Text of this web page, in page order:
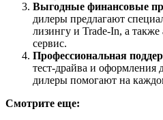
Выгодные финансовые
дилеры предлагают
лизингу и Trade-In, а
сервис.
Профессиональная
тест-драйва и
дилеры помогают на
Смотрите еще: